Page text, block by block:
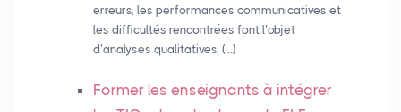
erreurs, les performances communicatives et
les difficultés rencontrées font l’objet
d’analyses qualitatives, (…)
Former les enseignants à intégrer